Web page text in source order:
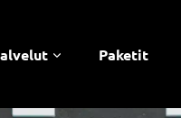
Paketit